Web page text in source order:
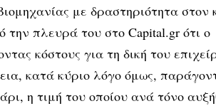
με δραστηριότητα στον
πλευρά του στο Capital.gr ότι ο
κόστους για τη δική του
κατά κύριο λόγο όμως,
η τιμή του οποίου ανά τόνο